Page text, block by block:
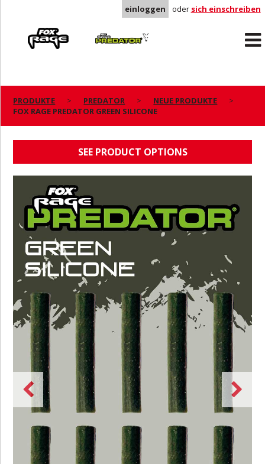
einloggen oder sich einschreiben
Predator
PRODUKTE PREDATOR
NEUE PRODUKTE
FOX RAGE PREDATOR GREEN SILICONE
SEE PRODUCT OPTIONS